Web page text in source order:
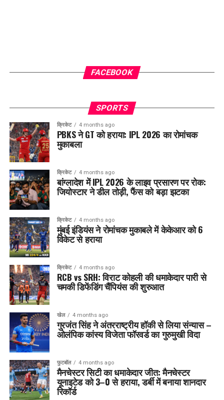
FACEBOOK
SPORTS
क्रिकेट 4 months ago
PBKS ने GT को हराया: IPL 2026 का रोमांचक
मुकाबला
क्रिकेट 4 months ago
बांग्लादेश में IPL 2026 के लाइव प्रसारण पर रोक:
जियोस्टार ने डील तोड़ी, फैंस को बड़ा झटका
क्रिकेट 4 months ago
मुंबई इंडियंस ने रोमांचक मुकाबले में केकेआर को 6
विकेट से हराया
क्रिकेट 4 months ago
RCB vs SRH: विराट कोहली की धमाकेदार पारी से
चमकी डिफेंडिंग चैंपियंस की शुरुआत
खेल 4 months ago
गुरजंत सिंह ने अंतरराष्ट्रीय हॉकी से लिया संन्यास –
ओलंपिक कांस्य विजेता फॉरवर्ड का गुरुमुखी विदा
फुटबॉल 4 months ago
मैनचेस्टर सिटी का धमाकेदार जीत: मैनचेस्टर
यूनाइटेड को 3–0 से हराया, डर्बी में बनाया शानदार
रिकॉर्ड